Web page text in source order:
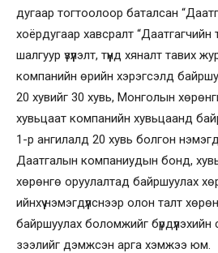
дугаар тогтоолоор баталсан
хоёрдугаар хавсралт
шалгуур үзүүлэлт, түүнд хяналт тавих
компанийн өрийн хэрэгсэлд
20 хувийг 30 хувь, Монголын
хувьцаат компанийн хувьцаанд
1-р ангилалд 20 хувь болгон
Даатгалын компаниудын бонд,
хөрөнгө оруулалтад байршуулах
ийнхүү нэмэгдүүлснээр олон талт
байршуулах боломжийг
зээлийг дэмжсэн арга хэмжээ юм.